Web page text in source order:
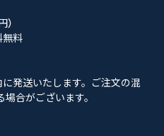
無料
発送いたします。ご注文の混
合がございます。